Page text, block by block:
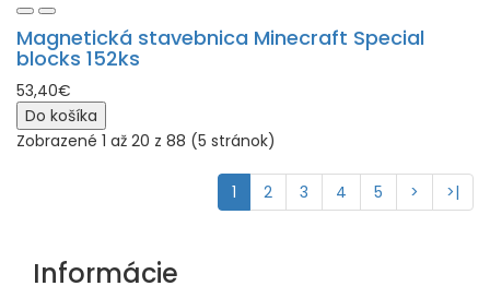
Magnetická stavebnica Minecraft Special
blocks 152ks
53,40€
Do košíka
Zobrazené 1 až 20 z 88 (5 stránok)
1 2 3 4 5 > >|
Informácie